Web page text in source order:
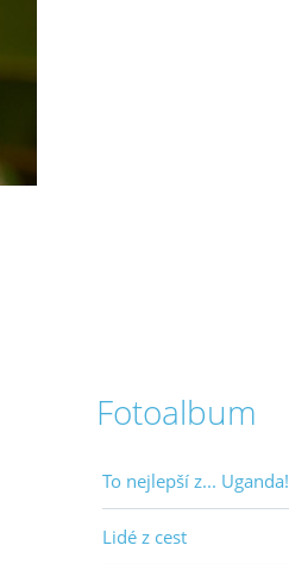
Fotoalbum
To nejlepší z... Uganda!
Lidé z cest